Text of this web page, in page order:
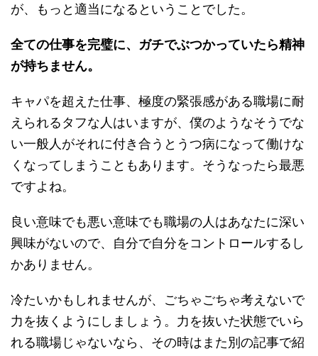
が、もっと適当になるということでした。
全ての仕事を完璧に、ガチでぶつかっていたら精神
が持ちません。
キャパを超えた仕事、極度の緊張感がある職場に耐
えられるタフな人はいますが、僕のようなそうでな
い一般人がそれに付き合うとうつ病になって働けな
くなってしまうこともあります。そうなったら最悪
ですよね。
良い意味でも悪い意味でも職場の人はあなたに深い
興味がないので、自分で自分をコントロールするし
かありません。
冷たいかもしれませんが、ごちゃごちゃ考えないで
力を抜くようにしましょう。力を抜いた状態でいら
れる職場じゃないなら、その時はまた別の記事で紹